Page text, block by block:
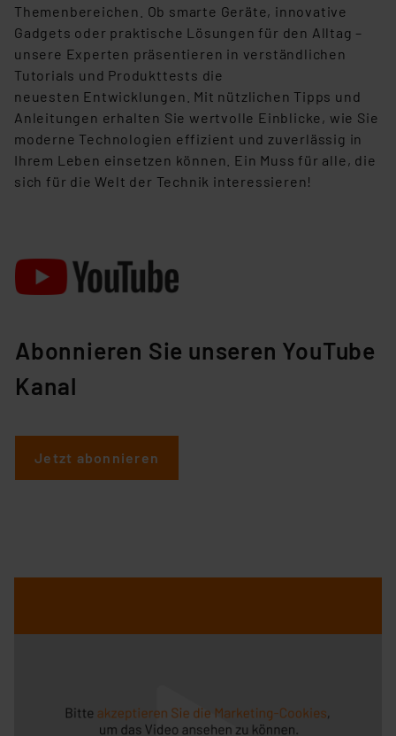
die Verarbeitung Ihrer Daten in den USA gemäß Art. 49
(1) lit. a DSGVO. Nähere Infos zu diesen Drittanbietern
und zu der jeweiligen Datenübermittlung erhalten Sie in
der Datenschutzerklärung. Für die USA besteht kein
Angemessenheitsbeschluss der EU. Dies bedeutet,
dass die USA als Land mit unzureichendem
Datenschutz nach EU-Standards eingestuft wird. So
besteht etwa das Risiko, dass US-Behörden
personenbezogene Daten in
sich auf die Standarddatenschutzklauseln der
Europäischen Kommission sowie einer eigenen
insbesondere der Art der übermittelten Daten,
verbundenen Risiken.“
Themenbereichen. Ob smarte Geräte, innovative
Gadgets oder praktische Lösungen für den Alltag –
unsere Experten präsentieren in verständlichen
Tutorials und Produkttests die
neuesten Entwicklungen. Mit nützlichen Tipps und
Anleitungen erhalten Sie wertvolle Einblicke, wie Sie
moderne Technologien effizient und zuverlässig in
Ihrem Leben einsetzen können. Ein Muss für alle, die
sich für die Welt der Technik interessieren!
Abonnieren Sie unseren YouTube
Kanal
Jetzt abonnieren